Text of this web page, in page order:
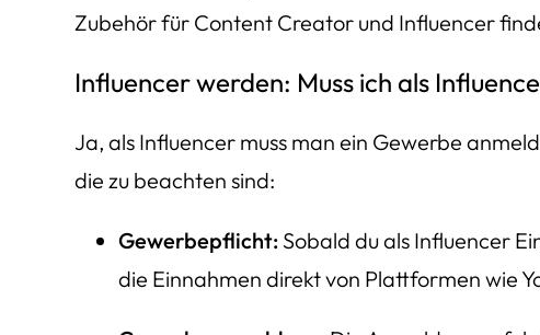
Zubehör für Content Creator und Influencer
Influencer werden: Muss ich als
Ja, als Influencer muss man ein Gewerbe
die zu beachten sind:
Gewerbepflicht: Sobald du als Influencer
die Einnahmen direkt von Plattformen wie